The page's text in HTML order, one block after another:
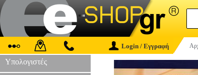
Login / Εγγραφή
Υπολογιστές